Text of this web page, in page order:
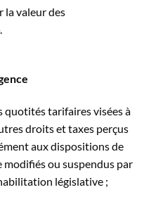
la valeur des
quotités tarifaires visées à
droits et taxes perçus
aux dispositions de
ou suspendus par
législative ;